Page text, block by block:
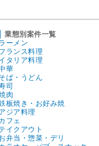
業態別案件一覧
ーメン
ランス料理
タリア料理
華
ば・うどん
司
肉
板焼き・お好み焼
ジア料理
フェ
イクアウト
弁当・惣菜・デリ